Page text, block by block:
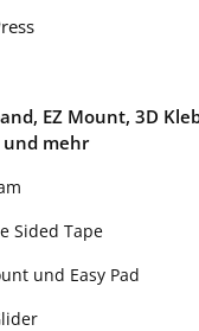
EZ Mount, 3D
und mehr
Sided Tape
und Easy Pad